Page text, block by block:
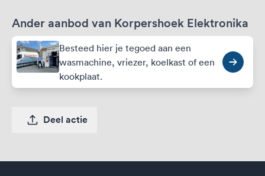
Ander aanbod van Korpershoek Elektronika
Besteed hier je tegoed aan een
wasmachine, vriezer, koelkast of een
kookplaat.
Deel actie